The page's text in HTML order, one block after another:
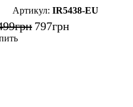
IR5438-EU
грн 797грн